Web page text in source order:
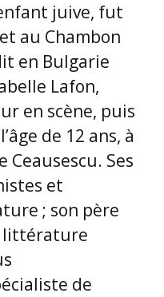
juive, fut
au Chambon
en Bulgarie
Lafon,
en scène, puis
de 12 ans, à
Ceausescu. Ses
et
; son père
littérature
de